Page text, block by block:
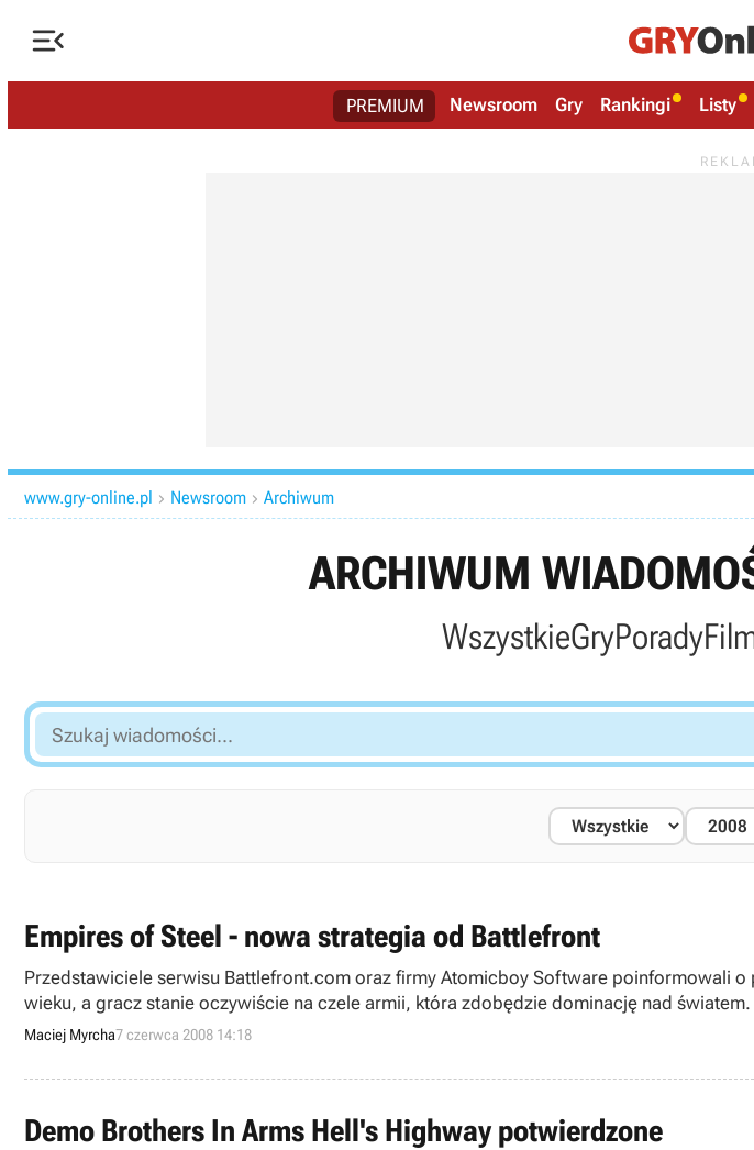

PREMIUM Newsroom Gry Rankingi Listy
www.gry-online.pl  Newsroom  Archiwum
ARCHIWUM
WszystkieGryPorady
Szukaj
wiadomości...
Empires of Steel - nowa strategia od Battlefront
Przedstawiciele serwisu Battlefront.com oraz firmy Atomicboy Software poinformowali
wieku, a gracz stanie oczywiście na czele armii, która zdobędzie dominację nad światem.
Maciej Myrcha7 czerwca 2008 14:18
Demo Brothers In Arms Hell's Highway potwierdzone